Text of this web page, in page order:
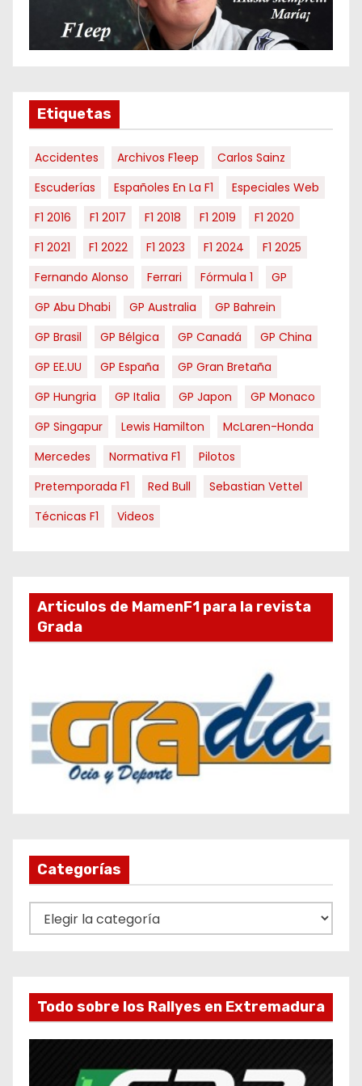
s
Etiquetas
Accidentes Archivos F1eep
Carlos Sainz
Escuderías
Españoles En La F1
Especiales Web
F1 2016
F1 2017 F1 2018 F1 2019
F1 2020
F1 2021
F1 2022 F1 2023 F1 2024
F1 2025
Fernando Alonso
Ferrari Fórmula 1
GP
GP Abu Dhabi
GP Australia
GP Bahrein
GP Brasil
GP Bélgica GP Canadá
GP China
GP EE.UU
GP España
GP Gran Bretaña
GP Hungria
GP Italia GP Japon
GP Monaco
GP Singapur
Lewis Hamilton
McLaren-Honda
Mercedes
Normativa F1
Pilotos
Pretemporada F1
Red Bull
Sebastian Vettel
Técnicas F1
Videos
Articulos de MamenF1 para la revista
Grada
Categorías
a
o
Todo sobre los Rallyes en Extremadura